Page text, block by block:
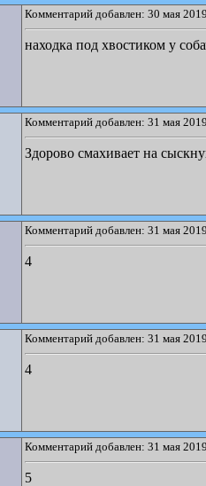
Комментарий добавлен: 30 мая
находка под хвостиком у
Комментарий добавлен: 31 мая
Здорово смахивает на
Комментарий добавлен: 31 мая
4
Комментарий добавлен: 31 мая
4
Комментарий добавлен: 31 мая
5